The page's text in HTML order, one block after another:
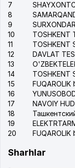
7
8
9
10
11
12
13
14
15
16
17
18
19
20
Sharhlar